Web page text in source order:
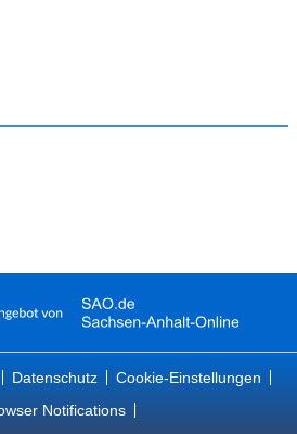
Datenschutz
Cookie-Einstellungen
Notifications